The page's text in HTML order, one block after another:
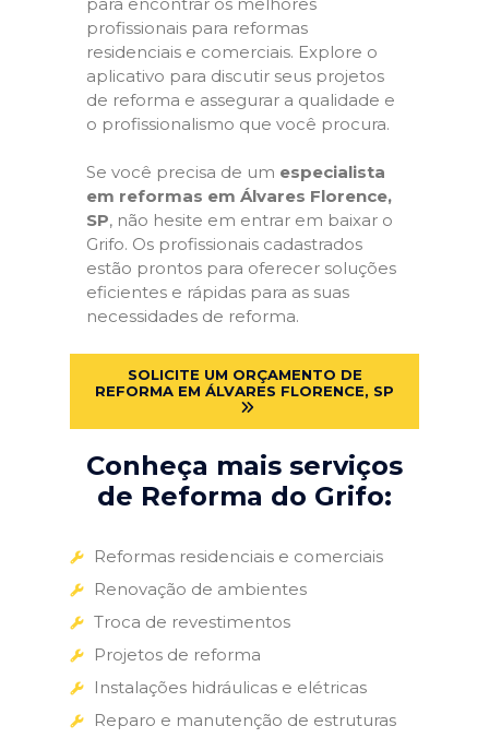
profissionais para reformas
residenciais e comerciais. Explore o
aplicativo para discutir seus projetos
de reforma e assegurar a qualidade e
o profissionalismo que você procura.
Se você precisa de um especialista
em reformas em Álvares Florence,
SP, não hesite em entrar em baixar o
Grifo. Os profissionais cadastrados
estão prontos para oferecer soluções
eficientes e rápidas para as suas
necessidades de reforma.
SOLICITE UM ORÇAMENTO DE
REFORMA EM ÁLVARES FLORENCE, SP
Conheça mais serviços
de Reforma do Grifo:
Reformas residenciais e comerciais
Renovação de ambientes
Troca de revestimentos
Projetos de reforma
Instalações hidráulicas e elétricas
Reparo e manutenção de estruturas